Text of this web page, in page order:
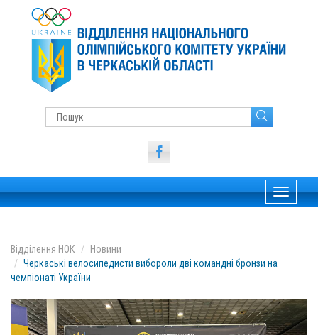
Toggle
Відділення НОК
Новини
Черкаські велосипедисти вибороли дві командні бронзи на
чемпіонаті України